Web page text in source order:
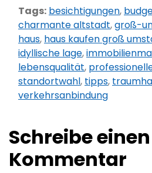
Tags: besichtigungen,
charmante altstadt,groß-
haus, haus kaufen groß
idyllische lage,
lebensqualität,
standortwahl, tipps,
verkehrsanbindung
Schreibe einen
Kommentar